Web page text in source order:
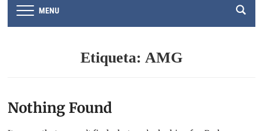
MENU
Etiqueta: AMG
Nothing Found